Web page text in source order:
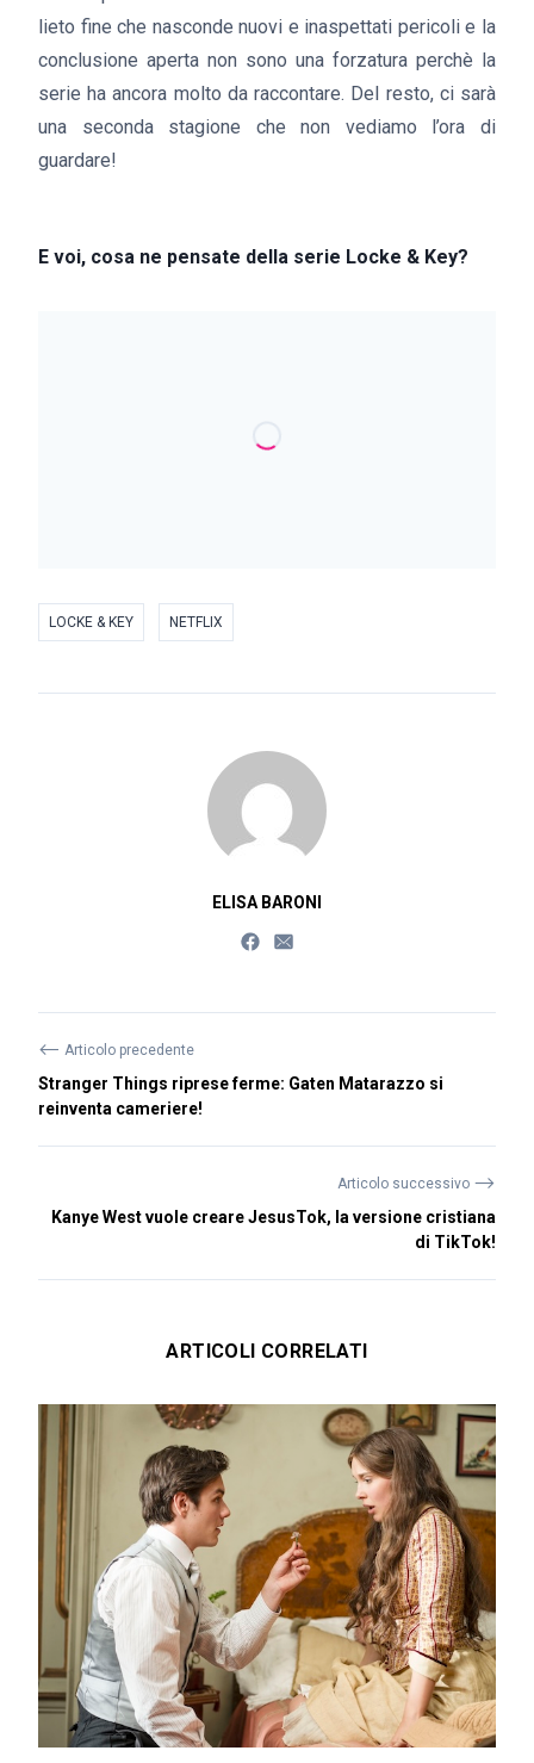
lieto fine che nasconde nuovi e inaspettati pericoli e la
conclusione aperta non sono una forzatura perchè la
serie ha ancora molto da raccontare. Del resto, ci sarà
una seconda stagione che non vediamo l’ora di
guardare!
E voi, cosa ne pensate della serie Locke & Key?
LOCKE & KEY NETFLIX
ELISA BARONI
⟵ Articolo precedente
Stranger Things riprese ferme: Gaten Matarazzo si
reinventa cameriere!
Articolo successivo ⟶
Kanye West vuole creare JesusTok, la versione cristiana
di TikTok!
ARTICOLI CORRELATI